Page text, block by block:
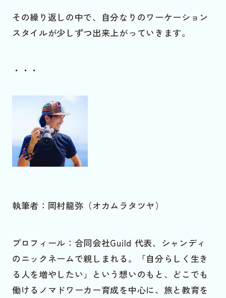
その繰り返しの中で、自分なりのワーケーション
スタイルが少しずつ出来上がっていきます。
・・・
執筆者：岡村龍弥（オカムラタツヤ）
プロフィール：合同会社Guild 代表、シャンディ
のニックネームで親しまれる。「自分らしく生き
る人を増やしたい」という想いのもと、どこでも
働けるノマドワーカー育成を中心に、旅と教育を